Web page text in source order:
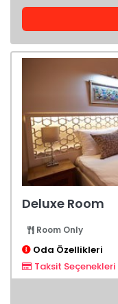
Deluxe Room
Room Only
Oda Özellikleri
Taksit Seçenekleri